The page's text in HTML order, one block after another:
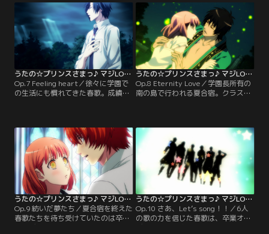
にはある致命的な弱点があり、合格
は絶望的。それを知った春歌たち
は、翔の苦手克服大作戦を企てる。
【提供：バンダイチャンネル】
しまう。途方に暮れた矢先、偶然に
も那月を見つけ声をかけるが、それ
はいつもの優しい那月ではなかっ
た…。【提供：バンダイチャンネ
ル】
うたの☆プリンスさまっ♪ マジLOVE1000％ 第07話
Op.7 Feeling heart／徐々に学園で
の生活にも慣れてきた春歌。成績は
のない疑問…。そしてついに、春歌
はトキヤのある重大な秘密を知るこ
とになる。【提供：バンダイチャン
ネル】
うたの☆プリンスさまっ♪ マジLOVE1000％ 第08話
Op.8 Eternity Love／学園長所有の
南の島で行われる夏合宿。クラスメ
りがちだった。そんな春歌の目の前
に、不思議な少年が現れる。彼が伝
えたかったメッセージとは果たし
て…？【提供：バンダイチャンネ
ル】
うたの☆プリンスさまっ♪ マジLOVE1000％ 第09話
Op.9 紡いだ夢たち／夏合宿を終えた
春歌たちを待ち受けていたのは卒業
オーディションのペア決定の期日。
うたの☆プリンスさまっ♪ マジLOVE1000％ 第10話
Op.10 さあ、Let’s song！！／6人
の歌の力を信じた春歌は、卒業オー
ディション合格のためにある決断を